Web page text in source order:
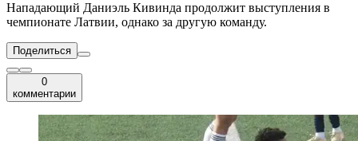
Нападающий Даниэль Кивинда продолжит выступления в
чемпионате Латвии, однако за другую команду.
Поделиться
0
комментарии